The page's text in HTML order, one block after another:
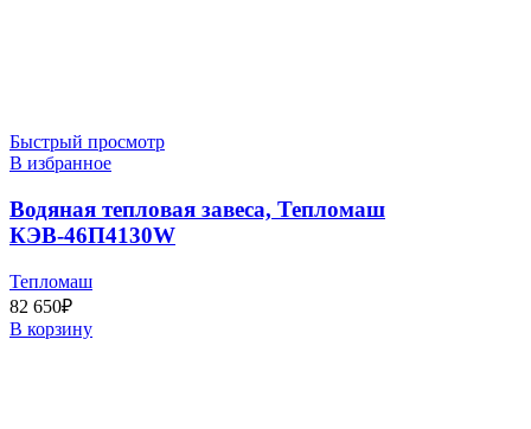
Быстрый просмотр
В избранное
Водяная тепловая завеса, Тепломаш
КЭВ-46П4130W
Тепломаш
82 650₽
В корзину